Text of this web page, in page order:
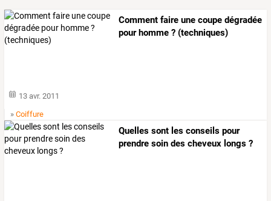
Comment faire une coupe dégradée
pour homme ? (techniques)
13 avr. 2011
»Coiffure
Quelles sont les conseils pour
prendre soin des cheveux longs ?